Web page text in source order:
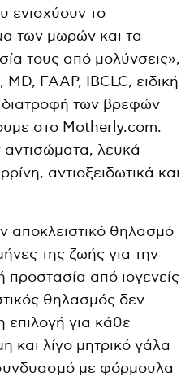
ενισχύουν το
των μωρών και τα
τους από μολύνσεις»,
FAAP, IBCLC, ειδική
διατροφή των βρεφών
στο Motherly.com.
λευκά
αντιοξειδωτικά και
αποκλειστικό θηλασμό
της ζωής για την
προστασία από ιογενείς
θηλασμός δεν
επιλογή για κάθε
και λίγο μητρικό γάλα
με φόρμουλα